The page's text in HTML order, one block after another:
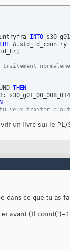
INTO
traitement
THEN
veux traiter
un livre sur le
dans ce que tu as
avant (If